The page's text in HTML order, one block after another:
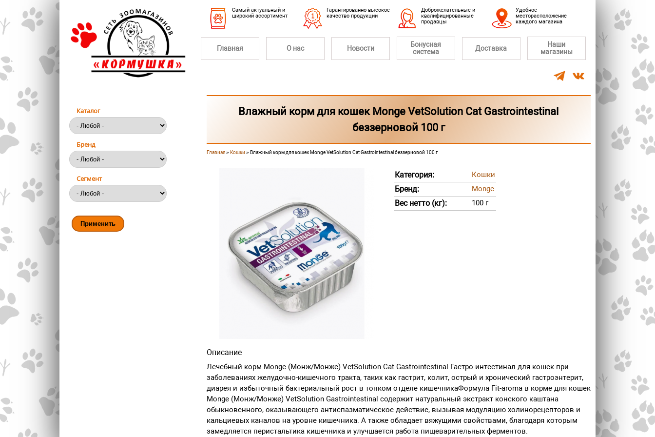
Перейти к основному содержанию
Cамый актуальный и
широкий ассортимент
Гарантированно высокое
качество продукции
Доброжелательные и
квалифицированные
продавцы
Удобное
месторасположение
каждого магазина
Главная О нас Новости
Бонусная
система
Доставка
Наши
магазины
Влажный корм для кошек Monge VetSolution Cat Gastrointestinal
беззерновой 100 г
Вы здесь
Главная» Кошки » Влажный корм для кошек Monge VetSolution Cat Gastrointestinal беззерновой 100 г
Категория: Кошки
Бренд: Monge
Вес нетто (кг): 100 г
Описание
Лечебный корм Monge (Монж/Монже) VetSolution Cat Gastrointestinal Гастро интестинал для кошек при
заболеваниях желудочно-кишечного тракта, таких как гастрит, колит, острый и хронический гастроэнтерит,
диарея и избыточный бактериальный рост в тонком отделе кишечникаФормула Fit-aroma в корме для кошек
Monge (Монж/Монже) VetSolution Gastrointestinal содержит натуральный экстракт конского каштана
обыкновенного, оказывающего антиспазматическое действие, вызывая модуляцию холинорецепторов и
кальциевых каналов на уровне кишечника. А также обладает вяжущими свойствами, благодаря которым
замедляется перистальтика кишечника и улучшается работа пищеварительных ферментов.
Каталог
Бренд
Сегмент